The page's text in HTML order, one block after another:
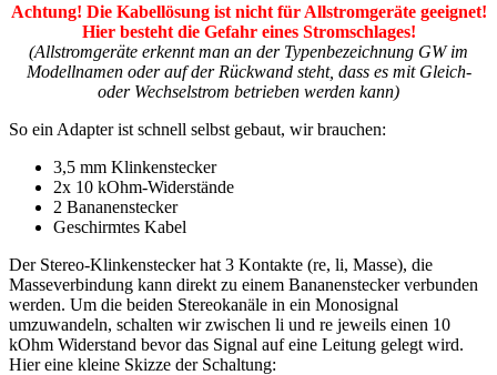
Achtung! Die Kabellösung ist nicht für Allstromgeräte geeignet!
Hier besteht die Gefahr eines Stromschlages!
(Allstromgeräte erkennt man an der Typenbezeichnung GW im
Modellnamen oder auf der Rückwand steht, dass es mit Gleich-
oder Wechselstrom betrieben werden kann)
So ein Adapter ist schnell selbst gebaut, wir brauchen:
3,5 mm Klinkenstecker
2x 10 kOhm-Widerstände
2 Bananenstecker
Geschirmtes Kabel
Der Stereo-Klinkenstecker hat 3 Kontakte (re, li, Masse), die
Masseverbindung kann direkt zu einem Bananenstecker verbunden
werden. Um die beiden Stereokanäle in ein Monosignal
umzuwandeln, schalten wir zwischen li und re jeweils einen 10
kOhm Widerstand bevor das Signal auf eine Leitung gelegt wird.
Hier eine kleine Skizze der Schaltung: